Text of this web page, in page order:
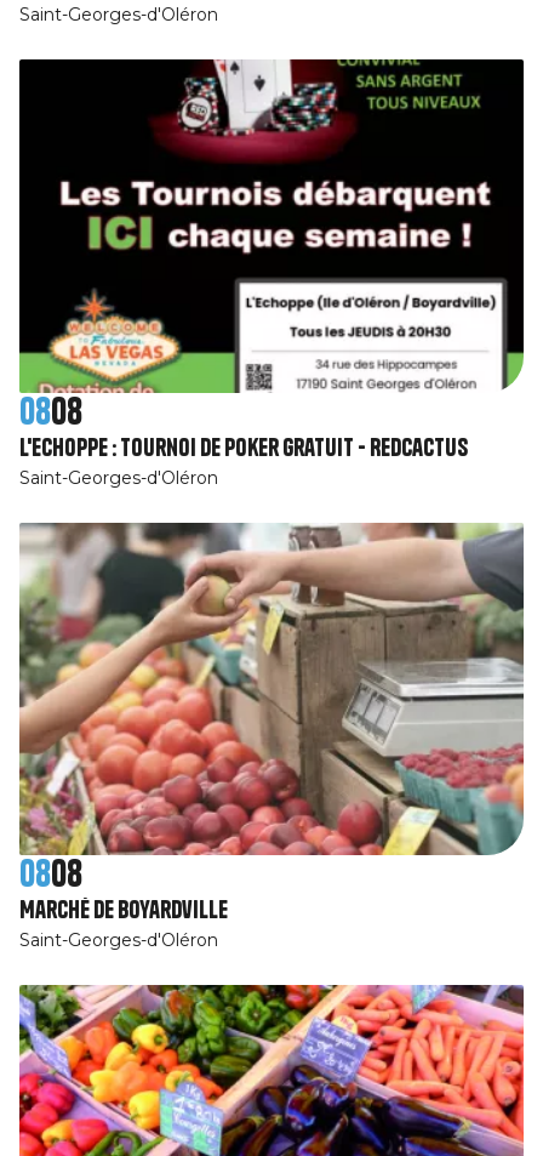
Saint-Georges-d'Oléron
0808
L'Echoppe : Tournoi de poker gratuit - RedCactus
Saint-Georges-d'Oléron
0808
Marché de Boyardville
Saint-Georges-d'Oléron